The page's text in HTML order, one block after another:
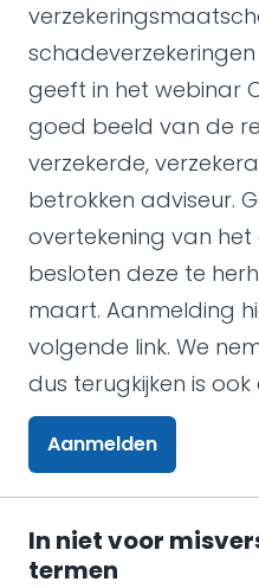
geeft in het webinar
goed beeld van de
verzekerde,
betrokken adviseur.
overtekening van het
besloten deze te
maart. Aanmelding
volgende link. We
dus terugkijken is ook
Aanmelden
In niet voor
termen